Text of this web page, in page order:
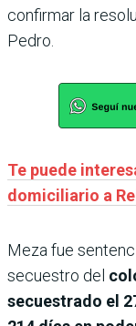
confirmar la
Pedro.
Te puede
domiciliario a
Meza fue
secuestro del
secuestrado el